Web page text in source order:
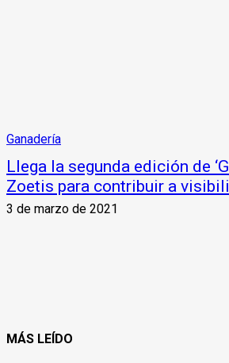
Ganadería
Llega la segunda edición de
Zoetis para contribuir a
3 de marzo de 2021
MÁS LEÍDO